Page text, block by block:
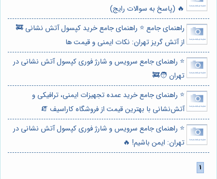
🔥 (پاسخ به سوالات رایج)
راهنمای جامع ⭐️ راهنمای جامع خرید کپسول آتش نشانی 🚒
از آتش گریز تهران: نکات ایمنی و قیمت ها
⭐️ راهنمای جامع سرویس و شارژ فوری کپسول آتش نشانی در
تهران 🧑‍🚒
⭐️ راهنمای جامع خرید عمده تجهیزات ایمنی، ترافیکی و
آتش‌نشانی با بهترین قیمت از فروشگاه کاراسیف 🧯
⭐️ راهنمای جامع سرویس و شارژ فوری کپسول آتش نشانی در
تهران: ایمن باشیم! 🔥